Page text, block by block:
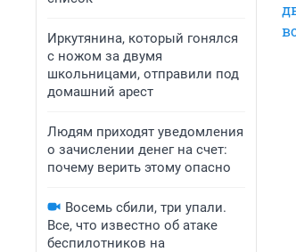
Иркутянина, который гонялся
с ножом за двумя
школьницами, отправили под
домашний арест
Людям приходят уведомления
о зачислении денег на счет:
почему верить этому опасно
Восемь сбили, три упали.
Все, что известно об атаке
беспилотников на